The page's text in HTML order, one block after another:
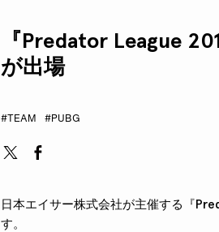
『Predator League
が出場
#TEAM #PUBG
日本エイサー株式会社が主催する『
す。